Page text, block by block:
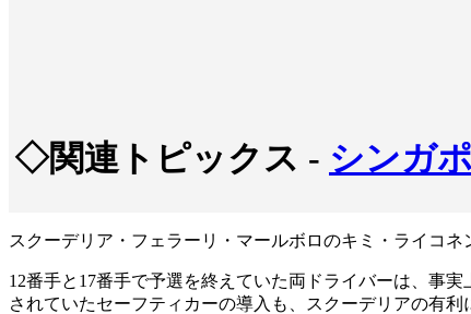
◇関連トピックス - シンガ
スクーデリア・フェラーリ・マールボロのキミ・ライコ
12番手と17番手で予選を終えていた両ドライバーは、事
されていたセーフティカーの導入も、スクーデリアの有利